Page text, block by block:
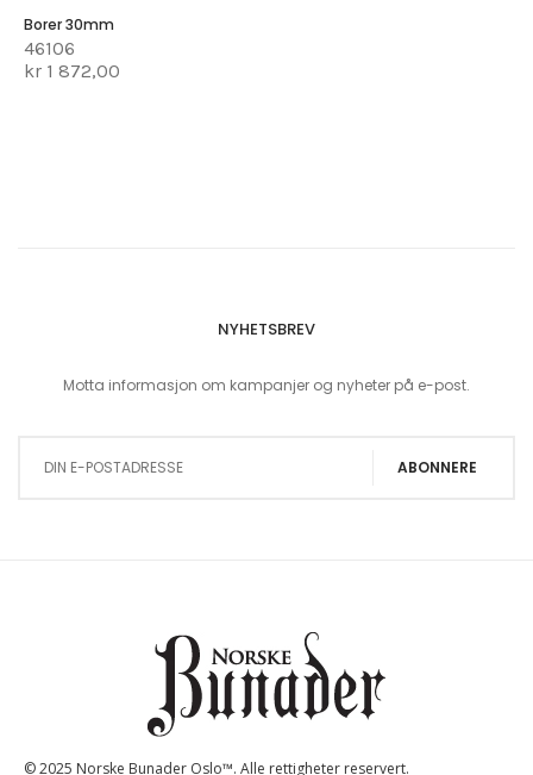
Borer 30mm
46106
kr 1 872,00
NYHETSBREV
Motta informasjon om kampanjer og nyheter på e-post.
ABONNERE
© 2025 Norske Bunader Oslo™. Alle rettigheter reservert.